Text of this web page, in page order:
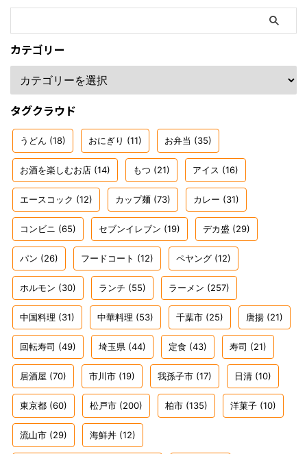
カテゴリー
タグクラウド
うどん (18) おにぎり (11) お弁当 (35)
お酒を楽しむお店 (14) もつ (21) アイス (16)
エースコック (12) カップ麺 (73) カレー (31)
コンビニ (65) セブンイレブン (19) デカ盛 (29)
パン (26) フードコート (12) ペヤング (12)
ホルモン (30) ランチ (55) ラーメン (257)
中国料理 (31) 中華料理 (53) 千葉市 (25) 唐揚 (21)
回転寿司 (49) 埼玉県 (44) 定食 (43) 寿司 (21)
居酒屋 (70) 市川市 (19) 我孫子市 (17) 日清 (10)
東京都 (60) 松戸市 (200) 柏市 (135) 洋菓子 (10)
流山市 (29) 海鮮丼 (12)